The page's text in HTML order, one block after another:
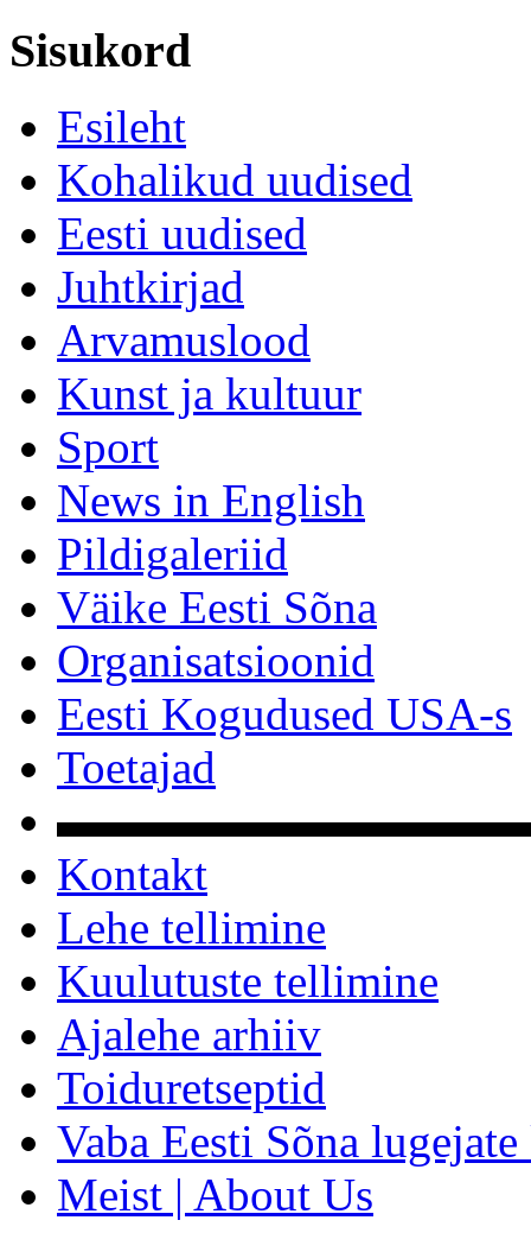
Sisukord
Esileht
Kohalikud uudised
Eesti uudised
Juhtkirjad
Arvamuslood
Kunst ja kultuur
Sport
News in English
Pildigaleriid
Väike Eesti Sõna
Organisatsioonid
Eesti Kogudused USA-s
Toetajad
Kontakt
Lehe tellimine
Kuulutuste tellimine
Ajalehe arhiiv
Toiduretseptid
Vaba Eesti Sõna
Meist | About Us